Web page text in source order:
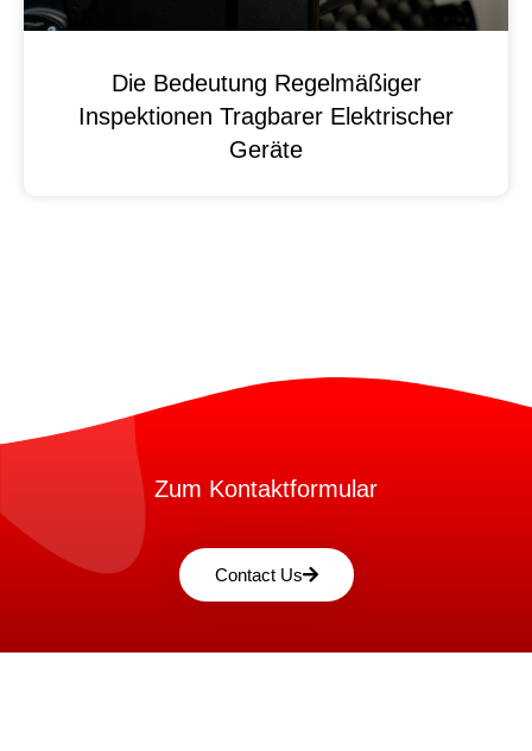
Die Bedeutung Regelmäßiger
Inspektionen Tragbarer Elektrischer
Geräte
Zum Kontaktformular
Contact Us